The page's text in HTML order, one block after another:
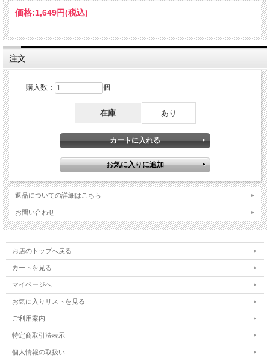
価格:1,649円(税込)
注文
購入数： 個
在庫 あり
返品についての詳細はこちら
お問い合わせ
お店のトップへ戻る
カートを見る
マイページへ
お気に入りリストを見る
ご利用案内
特定商取引法表示
個人情報の取扱い